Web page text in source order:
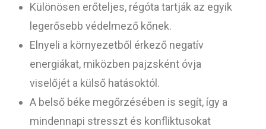
Különösen erőteljes, régóta tartják az egyik
legerősebb védelmező kőnek.
Elnyeli a környezetből érkező negatív
energiákat, miközben pajzsként óvja
viselőjét a külső hatásoktól.
A belső béke megőrzésében is segít, így a
mindennapi stresszt és konfliktusokat